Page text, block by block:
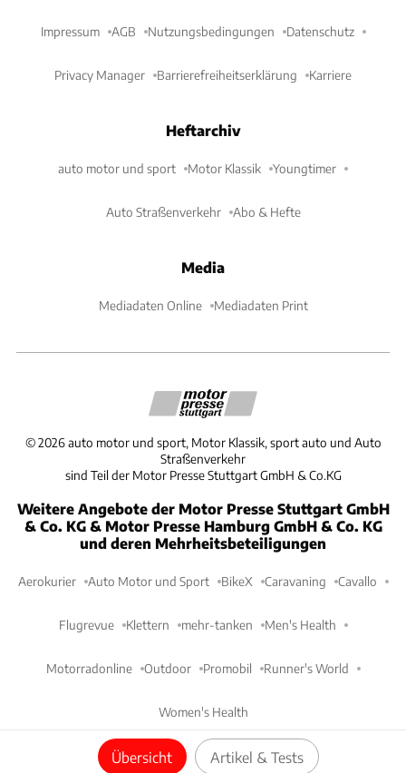
Übersicht Artikel & Tests
Impressum AGB Nutzungsbedingungen Datenschutz
Privacy Manager Barrierefreiheitserklärung Karriere
Heftarchiv
auto motor und sport Motor Klassik Youngtimer
Auto Straßenverkehr Abo & Hefte
Media
Mediadaten Online Mediadaten Print
©2026 auto motor und sport, Motor Klassik, sport auto und Auto
Straßenverkehr
sind Teil der Motor Presse Stuttgart GmbH & Co.KG
Weitere Angebote der Motor Presse Stuttgart GmbH
& Co. KG & Motor Presse Hamburg GmbH & Co. KG
und deren Mehrheitsbeteiligungen
Aerokurier Auto Motor und Sport BikeX Caravaning Cavallo
Flugrevue Klettern mehr-tanken Men's Health
Motorradonline Outdoor Promobil Runner's World
Women's Health